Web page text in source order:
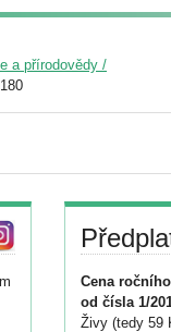
a přírodovědy /
Cena
od čísla 1/
Živy (tedy 59